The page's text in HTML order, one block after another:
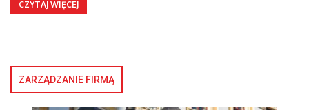
CZYTAJ WIĘCEJ
ZARZĄDZANIE FIRMĄ